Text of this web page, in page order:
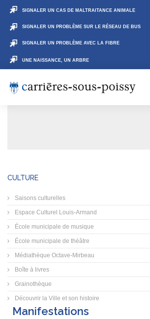
SIGNALER UN CAS DE MALTRAITANCE ANIMALE
SIGNALER UN PROBLÈME SUR LE RÉSEAU DE BUS
SIGNALER UN PROBLÈME AVEC LA FIBRE
UNE NAISSANCE, UN ARBRE
CULTURE
Saisons culturelles
Espace Culturel Louis-Armand
École municipale de musique
École municipale de théâtre
Médiathèque Octave-Mirbeau
Boîte à livres
Grainothèque
Découvrir la Ville et son histoire
Manifestations